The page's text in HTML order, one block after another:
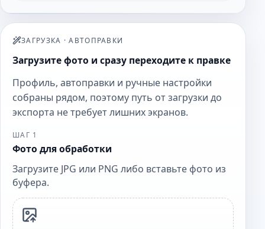
ЗАГРУЗКА ·АВТОПРАВКИ
Загрузите фото и сразу переходите к правке
Профиль, автоправки и ручные настройки
собраны рядом, поэтому путь от загрузки до
экспорта не требует лишних экранов.
ШАГ 1
Фото для обработки
Загрузите JPG или PNG либо вставьте фото из
буфера.